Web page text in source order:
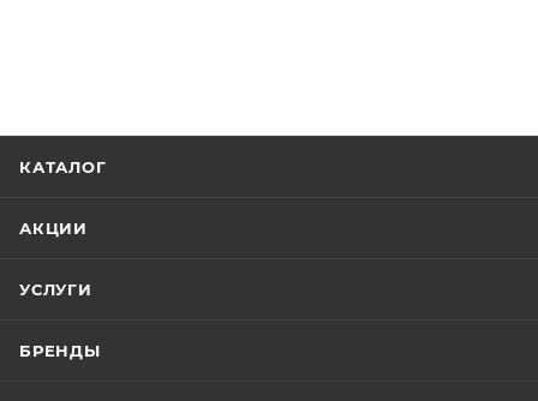
КАТАЛОГ
АКЦИИ
УСЛУГИ
БРЕНДЫ